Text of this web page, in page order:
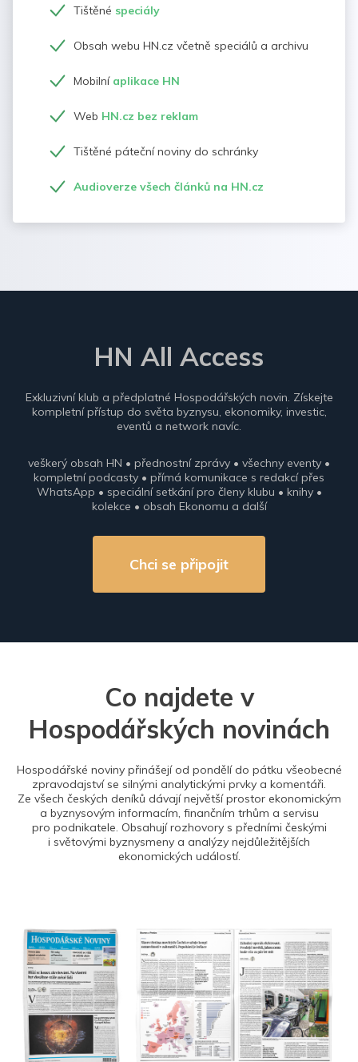
Tištěné speciály
Obsah webu HN.cz včetně speciálů a archivu
Mobilní aplikace HN
Web HN.cz bez reklam
Tištěné páteční noviny do schránky
Audioverze všech článků na HN.cz
HN All Access
Exkluzivní klub a předplatné Hospodářských novin. Získejte
kompletní přístup do světa byznysu, ekonomiky, investic,
eventů a network navíc.
veškerý obsah HN • přednostní zprávy • všechny eventy •
kompletní podcasty • přímá komunikace s redakcí přes
WhatsApp • speciální setkání pro členy klubu • knihy •
kolekce • obsah Ekonomu a další
Chci se připojit
Co najdete v
Hospodářských novinách
Hospodářské noviny přinášejí od pondělí do pátku všeobecné
zpravodajství se silnými analytickými prvky a komentáři.
Ze všech českých deníků dávají největší prostor ekonomickým
a byznysovým informacím, finančním trhům a servisu
pro podnikatele. Obsahují rozhovory s předními českými
i světovými byznysmeny a analýzy nejdůležitějších
ekonomických událostí.